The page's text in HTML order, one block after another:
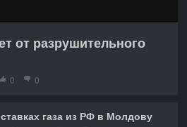
от разрушительного
0 0
газа из РФ в Молдову